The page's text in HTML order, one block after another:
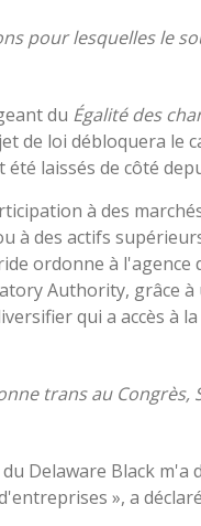
pour lesquelles le
du Égalité des
de loi débloquera le
laissés de côté
à des
à des actifs
ordonne à
Authority, grâce
qui a accès à
trans au
Delaware Black
», a